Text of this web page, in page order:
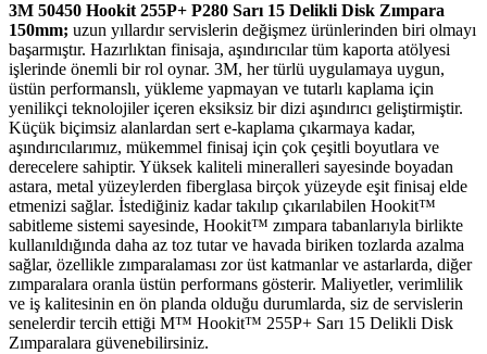
3M 50450 Hookit 255P+ P280 Sarı 15 Delikli Disk Zımpara
150mm; uzun yıllardır servislerin değişmez ürünlerinden biri olmayı
başarmıştır. Hazırlıktan finisaja, aşındırıcılar tüm kaporta atölyesi
işlerinde önemli bir rol oynar. 3M, her türlü uygulamaya uygun,
üstün performanslı, yükleme yapmayan ve tutarlı kaplama için
yenilikçi teknolojiler içeren eksiksiz bir dizi aşındırıcı geliştirmiştir.
Küçük biçimsiz alanlardan sert e-kaplama çıkarmaya kadar,
aşındırıcılarımız, mükemmel finisaj için çok çeşitli boyutlara ve
derecelere sahiptir. Yüksek kaliteli mineralleri sayesinde boyadan
astara, metal yüzeylerden fiberglasa birçok yüzeyde eşit finisaj elde
etmenizi sağlar. İstediğiniz kadar takılıp çıkarılabilen Hookit™
sabitleme sistemi sayesinde, Hookit™ zımpara tabanlarıyla birlikte
kullanıldığında daha az toz tutar ve havada biriken tozlarda azalma
sağlar, özellikle zımparalaması zor üst katmanlar ve astarlarda, diğer
zımparalara oranla üstün performans gösterir. Maliyetler, verimlilik
ve iş kalitesinin en ön planda olduğu durumlarda, siz de servislerin
senelerdir tercih ettiği M™ Hookit™ 255P+ Sarı 15 Delikli Disk
Zımparalara güvenebilirsiniz.